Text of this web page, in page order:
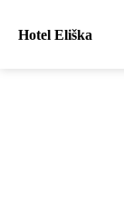
Hotel Eliška